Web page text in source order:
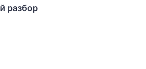
разбор